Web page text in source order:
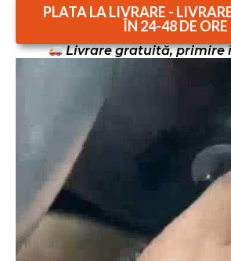
PLATA LA LIVRARE -
ÎN 24-48 DE ORE
Livrare gratuită, primire